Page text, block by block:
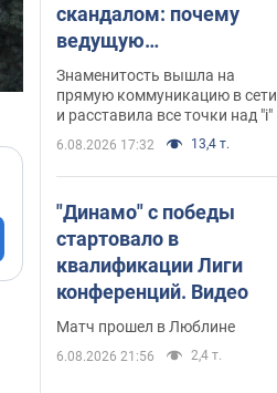
скандалом: почему
ведущую
несправедливо
захейтили
Знаменитость вышла на
прямую коммуникацию в сети
и расставила все точки над "i"
6.08.2026 17:32 13,4 т.
"Динамо" с победы
стартовало в
квалификации Лиги
конференций. Видео
Матч прошел в Люблине
6.08.2026 21:56 2,4 т.